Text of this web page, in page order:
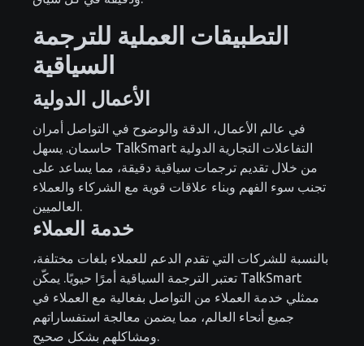
التطبيقات العملية للترجمة
السياقية
الأعمال الدولية
في عالم الأعمال، الدقة والوضوح في التواصل أمران
حاسمان. يسهل TalkSmart التفاعلات التجارية الدولية
من خلال تقديم ترجمات سياقية دقيقة، مما يساعد على
تجنب سوء الفهم وبناء علاقات قوية مع الشركاء والعملاء
خدمة العملاء
بالنسبة للشركات التي تقدم الدعم للعملاء بلغات مختلفة،
تعتبر الترجمة السياقية أمرًا حيويًا. يمكّن TalkSmart
ممثلي خدمة العملاء من التواصل بفعالية مع العملاء في
جميع أنحاء العالم، مما يضمن معالجة استفساراتهم